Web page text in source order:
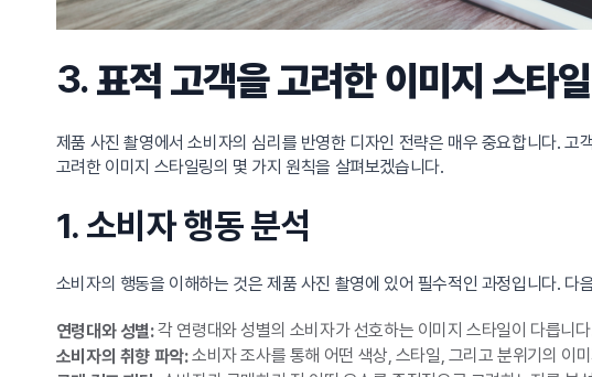
3.표적 고객을 고려한 이미지 스타
제품 사진 촬영에서 소비자의 심리를 반영한 디자인 전략은 매우 중요합니다.
고려한 이미지 스타일링의 몇 가지 원칙을 살펴보겠습니다.
1. 소비자 행동 분석
소비자의 행동을 이해하는 것은 제품 사진 촬영에 있어 필수적인 과정입니다.
연령대와 성별:각 연령대와 성별의 소비자가 선호하는 이미지 스타일이 다릅니
소비자의 취향 파악:소비자 조사를 통해 어떤 색상, 스타일, 그리고 분위기의 이